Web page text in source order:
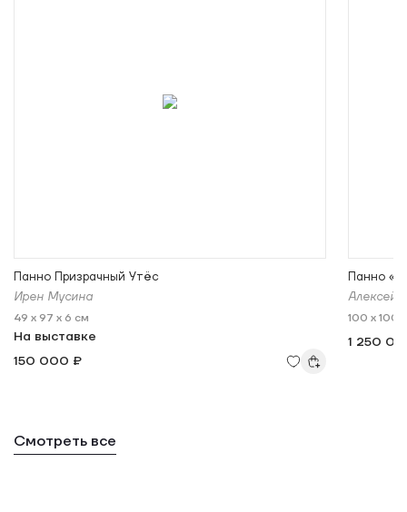
Панно Призрачный Утёс
Ирен Мусина
49 x 97 x 6 см
На выставке
150 000 ₽
Панно
Алексей
100 x 100
1 250
Смотреть все